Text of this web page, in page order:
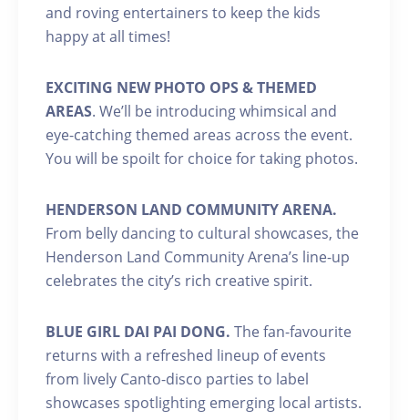
and roving entertainers to keep the kids
happy at all times!
EXCITING NEW PHOTO OPS & THEMED
AREAS. We’ll be introducing whimsical and
eye-catching themed areas across the event.
You will be spoilt for choice for taking photos.
HENDERSON LAND COMMUNITY ARENA.
From belly dancing to cultural showcases, the
Henderson Land Community Arena’s line-up
celebrates the city’s rich creative spirit.
BLUE GIRL DAI PAI DONG. The fan-favourite
returns with a refreshed lineup of events
from lively Canto-disco parties to label
showcases spotlighting emerging local artists.